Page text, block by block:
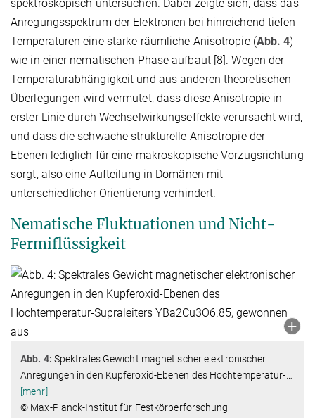
spektroskopisch untersuchen. Dabei zeigte sich, dass das
Anregungsspektrum der Elektronen bei hinreichend tiefen
Temperaturen eine starke räumliche Anisotropie (Abb. 4)
wie in einer nematischen Phase aufbaut [8]. Wegen der
Temperaturabhängigkeit und aus anderen theoretischen
Überlegungen wird vermutet, dass diese Anisotropie in
erster Linie durch Wechselwirkungseffekte verursacht wird,
und dass die schwache strukturelle Anisotropie der
Ebenen lediglich für eine makroskopische Vorzugsrichtung
sorgt, also eine Aufteilung in Domänen mit
unterschiedlicher Orientierung verhindert.
Nematische Fluktuationen und Nicht-
Fermiflüssigkeit
Abb. 4: Spektrales Gewicht magnetischer elektronischer
Anregungen in den Kupferoxid-Ebenen des Hochtemperatur-…
[mehr]
© Max-Planck-Institut für Festkörperforschung